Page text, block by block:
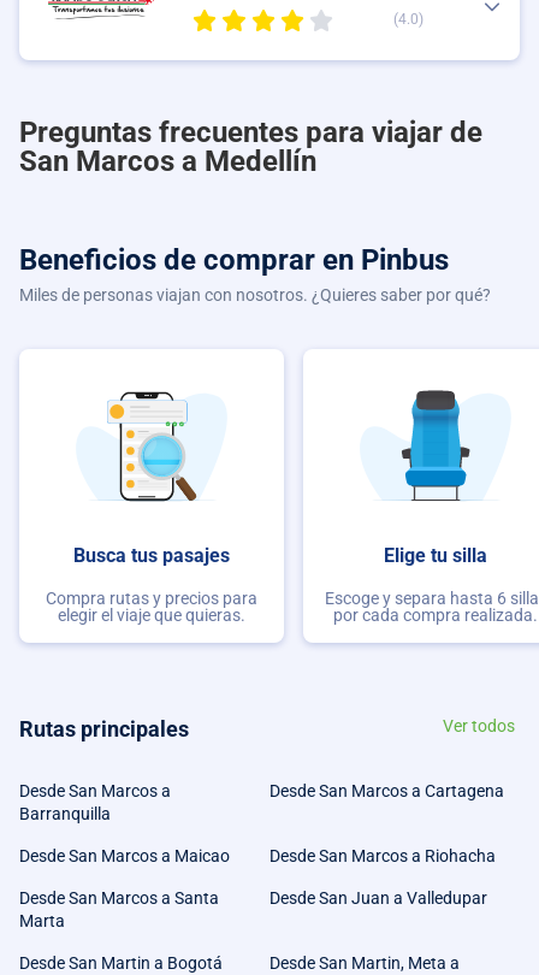
(4.0)
Preguntas frecuentes para viajar de
San Marcos a Medellín
Beneficios de comprar en Pinbus
Miles de personas viajan con nosotros. ¿Quieres saber por qué?
Busca tus pasajes
Compra rutas y precios para
elegir el viaje que quieras.
Elige tu silla
Escoge y separa hasta 6
por cada compra realizada.
Rutas principales Ver todos
Desde San Marcos a
Barranquilla
Desde San Marcos a Cartagena
Desde San Marcos a Maicao Desde San Marcos a Riohacha
Desde San Marcos a Santa
Marta
Desde San Juan a Valledupar
Desde San Martin a Bogotá
Desde San Martin, Meta a